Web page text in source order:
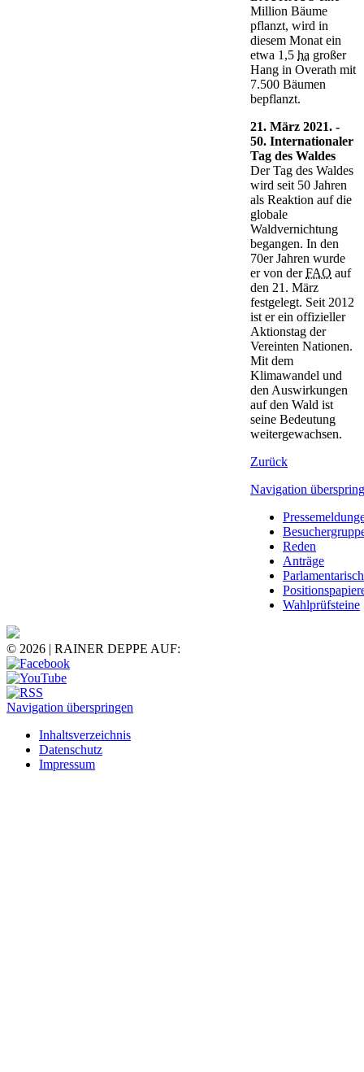
Million Bäume
pflanzt, wird in
diesem Monat ein
etwa 1,5 ha großer
Hang in Overath mit
7.500 Bäumen
bepflanzt.
21. März 2021. -
50. Internationaler
Tag des Waldes
Der Tag des Waldes
wird seit 50 Jahren
als Reaktion auf die
globale
Waldvernichtung
begangen. In den
70er Jahren wurde
er von derFAO auf
den 21. März
festgelegt. Seit 2012
ist er ein offizieller
Aktionstag der
Vereinten Nationen.
Mit dem
Klimawandel und
den Auswirkungen
auf den Wald ist
seine Bedeutung
weitergewachsen.
Zurück
Navigation
Reden
Anträge
Wahlprüfsteine
© 2026 | RAINER DEPPE AUF:
Navigation überspringen
Inhaltsverzeichnis
Datenschutz
Impressum